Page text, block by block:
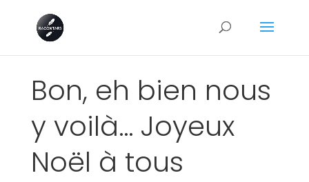
Bon, eh bien nous
y voilà… Joyeux
Noël à tous